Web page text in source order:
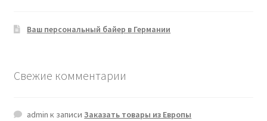
Ваш персональный байер в Германии
Свежие комментарии
admin к записиЗаказать товары из Европы